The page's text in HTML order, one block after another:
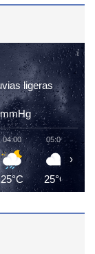
ligeras
mmHg
04:00
25°C
05:00
25°C
›